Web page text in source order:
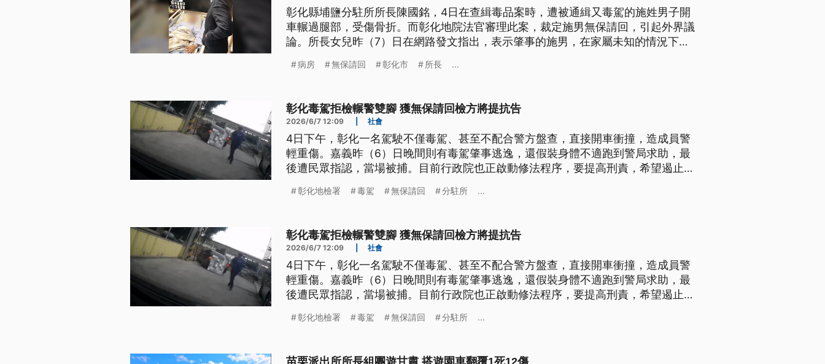
彰化縣埔鹽分駐所所長陳國銘，4日在查緝毒品案時，遭被通緝又毒駕的施姓男子開
車輾過腿部，受傷骨折。而彰化地院法官審理此案，裁定施男無保請回，引起外界議
論。所長女兒昨（7）日在網路發文指出，表示肇事的施男，在家屬未知的情況下，
病房 無保請回 彰化市 所長 ...
彰化毒駕拒檢輾警雙腳 獲無保請回檢方將提抗告
2026/6/7 12:09 社會
4日下午，彰化一名駕駛不僅毒駕、甚至不配合警方盤查，直接開車衝撞，造成員警
輕重傷。嘉義昨（6）日晚間則有毒駕肇事逃逸，還假裝身體不適跑到警局求助，最
後遭民眾指認，當場被捕。目前行政院也正啟動修法程序，要提高刑責，希望遏止毒
彰化地檢署 毒駕 無保請回 分駐所 ...
彰化毒駕拒檢輾警雙腳 獲無保請回檢方將提抗告
2026/6/7 12:09 社會
4日下午，彰化一名駕駛不僅毒駕、甚至不配合警方盤查，直接開車衝撞，造成員警
輕重傷。嘉義昨（6）日晚間則有毒駕肇事逃逸，還假裝身體不適跑到警局求助，最
後遭民眾指認，當場被捕。目前行政院也正啟動修法程序，要提高刑責，希望遏止毒
彰化地檢署 毒駕 無保請回 分駐所 ...
苗栗派出所所長組團遊甘肅 搭遊園車翻覆1死12傷